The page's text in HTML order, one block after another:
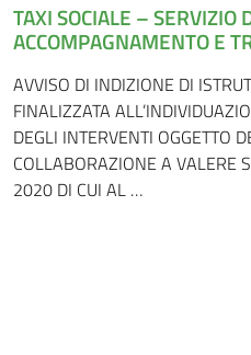
TAXI SOCIALE – SERVIZIO
ACCOMPAGNAMENTO E
AVVISO DI INDIZIONE DI
FINALIZZATA
DEGLI INTERVENTI OGGETTO
COLLABORAZIONE A VALERE
2020 DI CUI AL …